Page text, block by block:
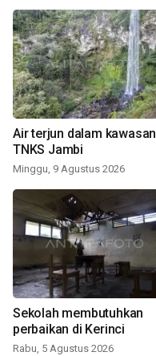
Air terjun dalam kawasan
TNKS Jambi
Minggu, 9 Agustus 2026
Sekolah membutuhkan
perbaikan di Kerinci
Rabu, 5 Agustus 2026